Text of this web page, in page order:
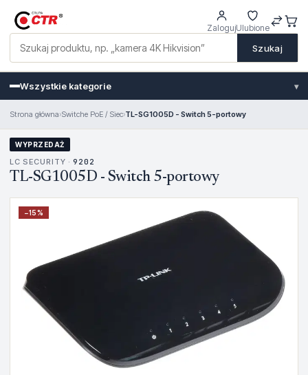
Szukaj
ZalogujUlubione
Wszystkie kategorie ▾
Strona główna›Switche PoE / Siec›TL-SG1005D - Switch 5-portowy
WYPRZEDAŻ
LC SECURITY · 9202
TL-SG1005D - Switch 5-portowy
−15%